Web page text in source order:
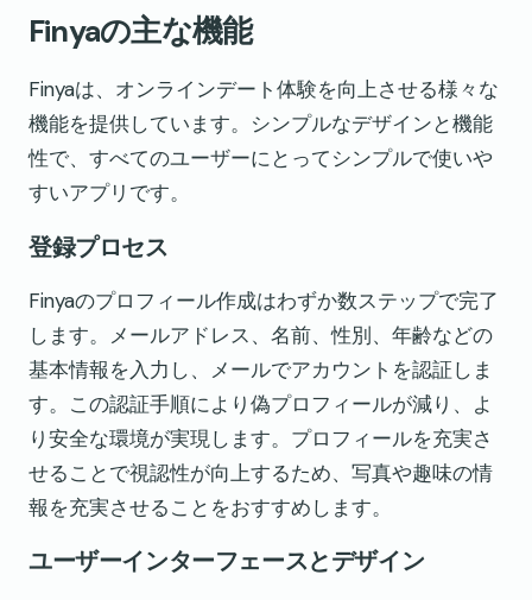
Finyaの主な機能
Finyaは、オンラインデート体験を向上させる様々な
機能を提供しています。シンプルなデザインと機能
性で、すべてのユーザーにとってシンプルで使いや
すいアプリです。
登録プロセス
Finyaのプロフィール作成はわずか数ステップで完了
します。メールアドレス、名前、性別、年齢などの
基本情報を入力し、メールでアカウントを認証しま
す。この認証手順により偽プロフィールが減り、よ
り安全な環境が実現します。プロフィールを充実さ
せることで視認性が向上するため、写真や趣味の情
報を充実させることをおすすめします。
ユーザーインターフェースとデザイン